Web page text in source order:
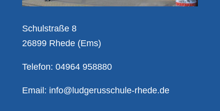
Schulstraße 8
26899 Rhede (Ems)
Telefon: 04964 958880
Email: info@ludgerusschule-rhede.de